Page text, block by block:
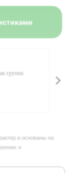
группа
и основаны на
и